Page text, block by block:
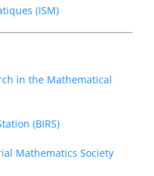
(ISM)
in the Mathematical
(BIRS)
Mathematics Society